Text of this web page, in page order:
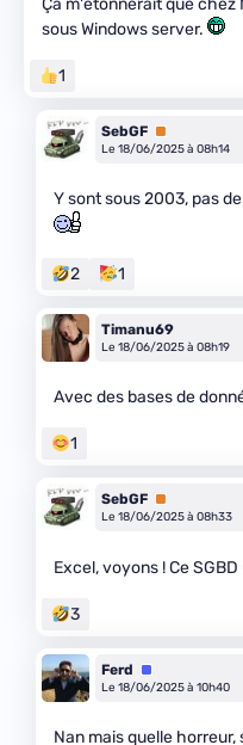
sous Windows server.
1
SebGF Premium
Le 18/06/2025 à 08h14
Y sont sous 2003, pas
2 1
Timanu69
Le 18/06/2025 à 08h19
Avec des bases de
1
SebGF Premium
Le 18/06/2025 à 08h33
Excel, voyons ! Ce
3
Ferd
Équipe
Le 18/06/2025 à 10h40
Nan mais quelle horreur,